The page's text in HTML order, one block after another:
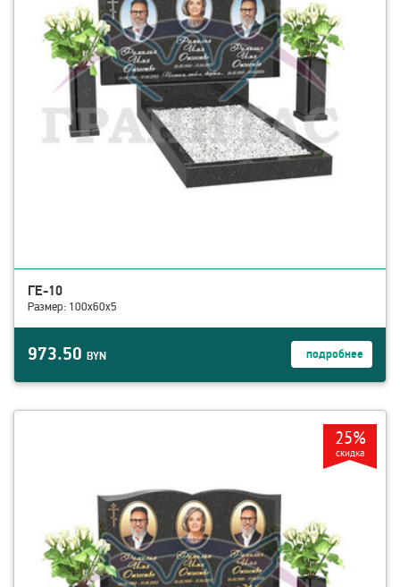
ГЕ-10
Размер: 100х60х5
973.50 BYN подробнее
25%
скидка